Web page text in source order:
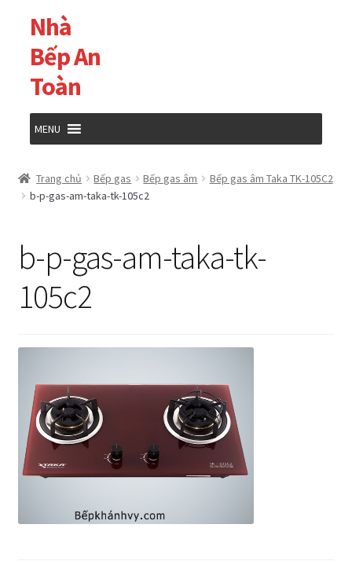
Đi
đến
Điều
hướng
Chuyển
đến
nội
dung
Nhà
Bếp An
Toàn
MENU
Cửa hàng
Giỏ hàng
Tài khoản của tôi
Trang chủ Bếp gas Bếp gas âm
Bếp gas âm Taka TK-105C2
b-p-gas-am-taka-tk-105c2
b-p-gas-am-taka-tk-
105c2